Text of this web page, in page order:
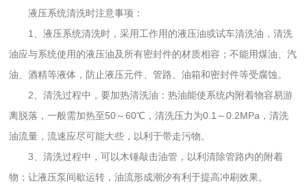
液压系统清洗时注意事项：
1、液压系统清洗时，采用工作用的液压油或试车清洗油，清洗
油应与系统使用的液压油及所有密封件的材质相容；不能用煤油、汽
油、酒精等液体，防止液压元件、管路、油箱和密封件等受腐蚀。
2、清洗过程中，要加热清洗油：热油能使系统内附着物容易游
离脱落，一般需加热至50～60℃，清洗压力为0.1～0.2MPa，清洗
油流量，流速应尽可能大些，以利于带走污物。
3、清洗过程中，可以木锤敲击油管，以利清除管路内的附着
物；让液压泵间歇运转，油流形成潮汐有利于提高冲刷效果。